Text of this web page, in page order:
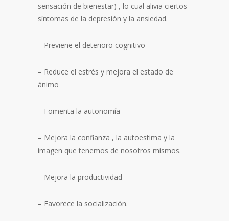
sensación de bienestar) , lo cual alivia ciertos
síntomas de la depresión y la ansiedad.
– Previene el deterioro cognitivo
– Reduce el estrés y mejora el estado de
ánimo
– Fomenta la autonomía
– Mejora la confianza , la autoestima y la
imagen que tenemos de nosotros mismos.
– Mejora la productividad
– Favorece la socialización.